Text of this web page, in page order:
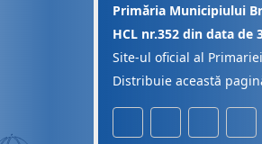
Primăria Municipiului
HCL nr.352 din data de
Site-ul oficial al
Distribuie această